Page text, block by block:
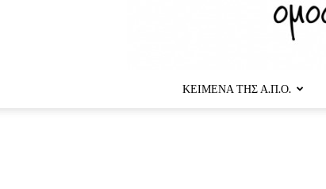
ΚΕΙΜΕΝΑ ΤΗΣ Α.Π.Ο.